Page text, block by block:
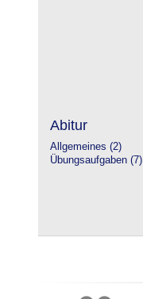
Abitur
Allgemeines (2)
Übungsaufgaben (7)